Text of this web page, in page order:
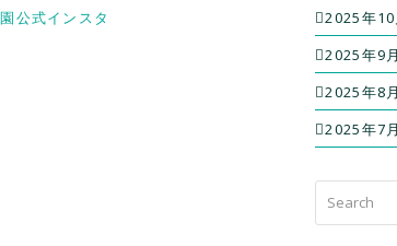
公式インスタ
2025年10
2025年9月
2025年8月
2025年7月